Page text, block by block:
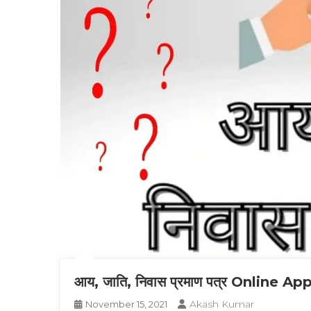
आय, जाति, निवास प्रमाण पत्र Online
November 15, 2021 Akash Kumar